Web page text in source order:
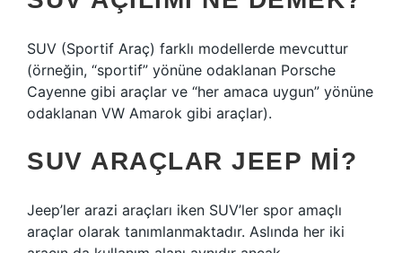
SUV (Sportif Araç) farklı modellerde mevcuttur
(örneğin, “sportif” yönüne odaklanan Porsche
Cayenne gibi araçlar ve “her amaca uygun” yönüne
odaklanan VW Amarok gibi araçlar).
SUV ARAÇLAR JEEP MI?
Jeep’ler arazi araçları iken SUV’ler spor amaçlı
araçlar olarak tanımlanmaktadır. Aslında her iki